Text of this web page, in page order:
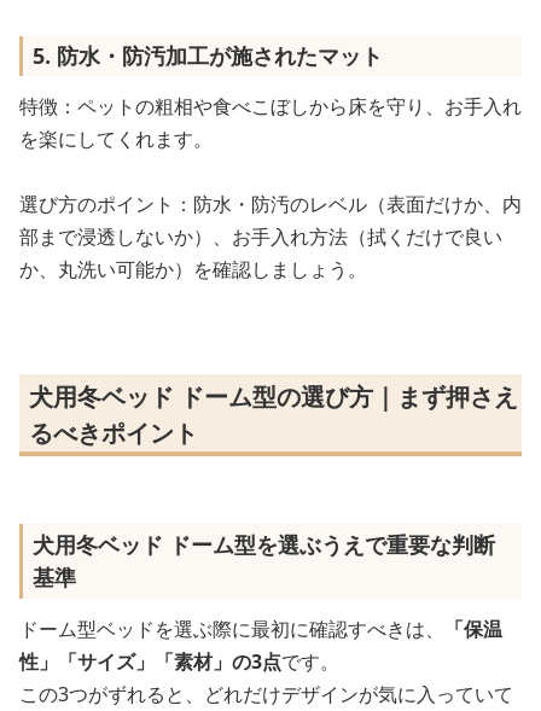
5. 防水・防汚加工が施されたマット
特徴：ペットの粗相や食べこぼしから床を守り、お手入れ
を楽にしてくれます。
選び方のポイント：防水・防汚のレベル（表面だけか、内
部まで浸透しないか）、お手入れ方法（拭くだけで良い
か、丸洗い可能か）を確認しましょう。
犬用冬ベッド ドーム型の選び方｜まず押さえ
るべきポイント
犬用冬ベッド ドーム型を選ぶうえで重要な判断
基準
ドーム型ベッドを選ぶ際に最初に確認すべきは、
「保温
性」「サイズ」「素材」の3点です。
この3つがずれると、どれだけデザインが気に入っていて